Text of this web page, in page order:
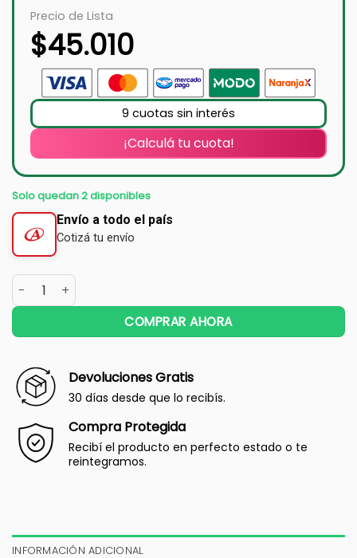
Precio de Lista
$45.010
9 cuotas sin interés
¡Calculá tu cuota!
Solo quedan 2 disponibles
Envío a todo el país
Cotizá tu envío
COMPRAR AHORA
Devoluciones Gratis
30 días desde que lo recibís.
Compra Protegida
Recibí el producto en perfecto estado o te
reintegramos.
INFORMACIÓN ADICIONAL